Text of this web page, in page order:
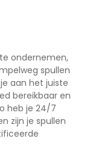
ondernemen,
spullen
aan het juiste
bereikbaar en
heb je 24/7
zijn je spullen